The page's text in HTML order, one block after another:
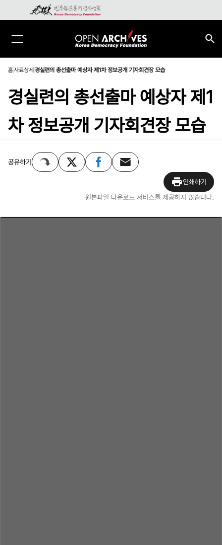
홈사료상세 경실련의 총선출마 예상자 제1차 정보공개 기자회견장 모습
경실련의 총선출마 예상자 제1
차 정보공개 기자회견장 모습
공유하기
인쇄하기
원본파일 다운로드 서비스를 제공하지 않습니다.